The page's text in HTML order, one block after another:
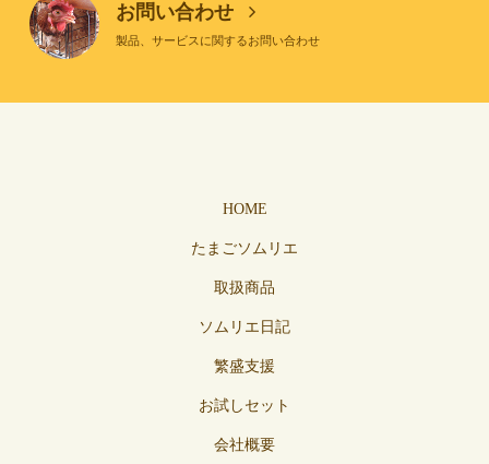
お問い合わせ
製品、サービスに関するお問い合わせ
HOME
たまごソムリエ
取扱商品
ソムリエ日記
繁盛支援
お試しセット
会社概要